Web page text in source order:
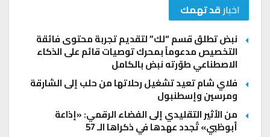
اخبارقد تهمك
نبض تطلق قسم “لك” لتقديم تجربة محتوى فائقة
التخصيص مدعوماً بمحرك توصيات قائم على الذكاء
الاصطناعي طوّرته نبض بالكامل
فلاي شام تعيد تشغيل رحلاتها من حلب إلى الشارقة
ومرسين وإسطنبول
من الأثير التقليدي إلى الفضاء الرقمي: «إذاعة
أبوظبي» تُجدد عهدها في ذكراها الـ 57